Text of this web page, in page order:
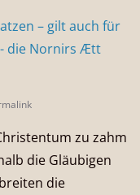
– gilt auch für
- die Nornirs Ætt
zu zahm
die Gläubigen
die